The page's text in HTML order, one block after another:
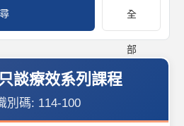
全
部
談療效系列課程
別碼: 114-100